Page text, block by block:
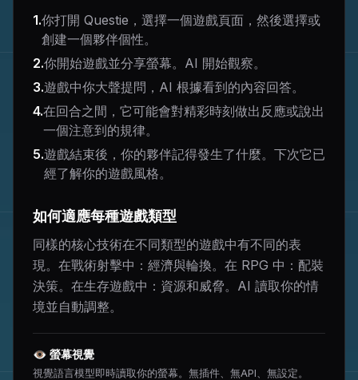
1.你打開 Questie，選擇一個遊戲頁面，然後選擇或
創建一個夥伴個性。
2.你開始遊戲並分享螢幕。AI 開始觀察。
3.遊戲中你大聲提問，AI 根據看到的內容回答。
4.在回合之間，它可能會對精彩時刻做出反應或說出
一個注意到的規律。
5.遊戲結束後，你的夥伴記得發生了什麼。下次它已
經了解你的遊戲風格。
如何適應每種遊戲類型
同樣的核心技術在不同類型的遊戲中有不同的表
現。在戰術射擊中：經濟與輪換。在 RPG 中：配裝
決策。在生存遊戲中：資源和威脅。AI 讀取你的情
境並自動調整。
👁 螢幕視覺
視覺語言模型即時讀取你的螢幕。無插件、無API、無設定。